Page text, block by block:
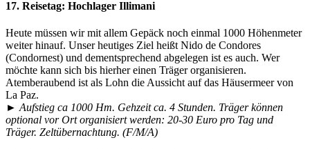
17. Reisetag: Hochlager Illimani
Heute müssen wir mit allem Gepäck noch einmal 1000 Höhenmeter
weiter hinauf. Unser heutiges Ziel heißt Nido de Condores
(Condornest) und dementsprechend abgelegen ist es auch. Wer
möchte kann sich bis hierher einen Träger organisieren.
Atemberaubend ist als Lohn die Aussicht auf das Häusermeer von
La Paz.
► Aufstieg ca 1000 Hm. Gehzeit ca. 4 Stunden. Träger können
optional vor Ort organisiert werden: 20-30 Euro pro Tag und
Träger. Zeltübernachtung. (F/M/A)